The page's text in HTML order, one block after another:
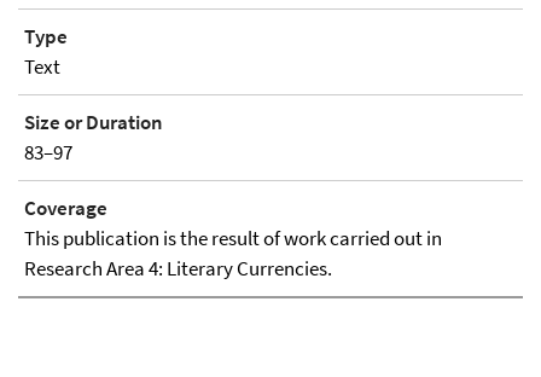
Type
Text
Size or Duration
83–97
Coverage
This publication is the result of work carried out in
Research Area 4: Literary Currencies.